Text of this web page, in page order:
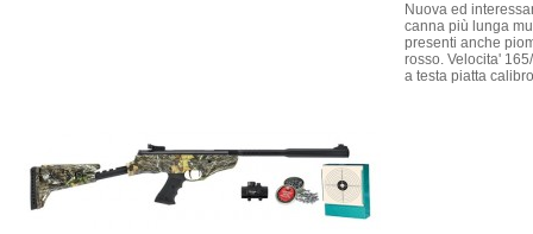
Nuova ed
canna più lunga
presenti anche
rosso. Velocita'
a testa piatta